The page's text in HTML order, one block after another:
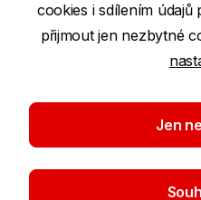
Podmínky používání
Prohlášení o přístupnosti
Ochrana osobních údajů
cookies i sdílením
přijmout jen nezbytné
Jen